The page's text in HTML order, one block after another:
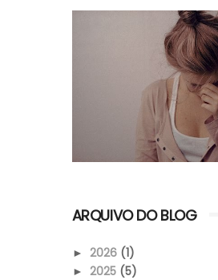
ARQUIVO DO BLOG
► 2026 (1)
► 2025 (5)